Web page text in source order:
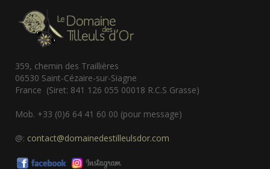
359, chemin des Traillières
06530 Saint-Cézaire-sur-Siagne
France (Siret: 841 126 055 00018 R.C.S Grasse)
Mob. +33 (0)6 64 41 60 00 (pour message)
@: contact@domainedestilleulsdor.com